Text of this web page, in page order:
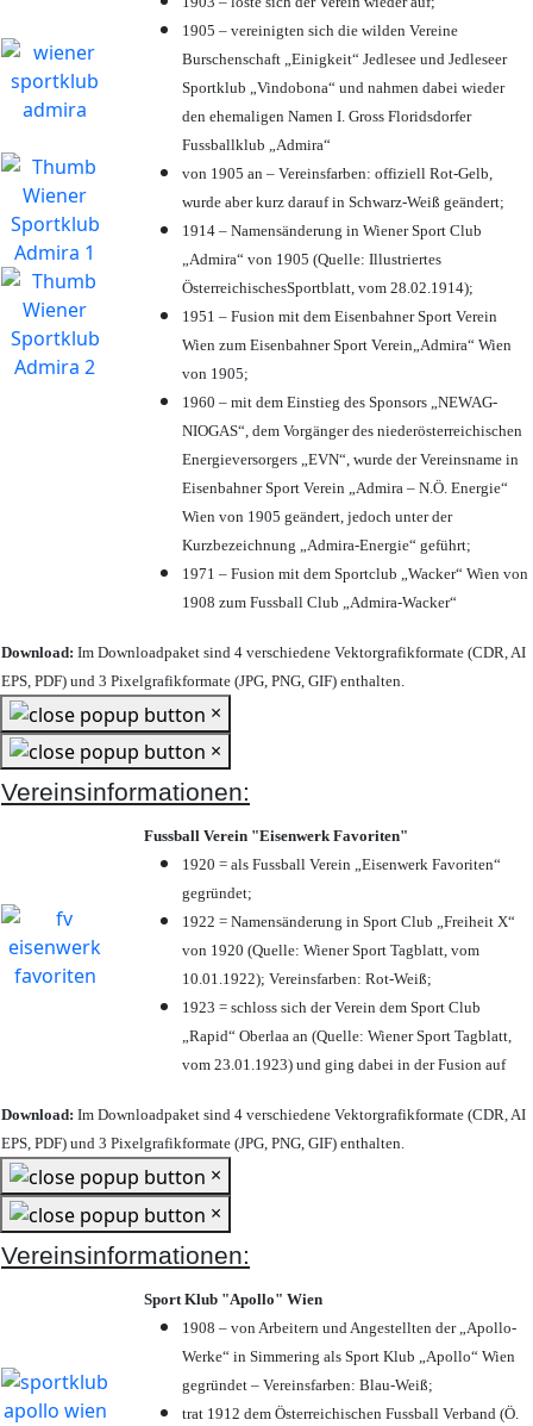
1905 – vereinigten sich die wilden Vereine
Burschenschaft „Einigkeit“ Jedlesee und Jedleseer
Sportklub „Vindobona“ und nahmen dabei wieder
den ehemaligen Namen I. Gross Floridsdorfer
Fussballklub „Admira“
von 1905 an – Vereinsfarben: offiziell Rot-Gelb,
wurde aber kurz darauf in Schwarz-Weiß geändert;
1914 – Namensänderung in Wiener Sport Club
„Admira“ von 1905 (Quelle: Illustriertes
ÖsterreichischesSportblatt, vom 28.02.1914);
1951 – Fusion mit dem Eisenbahner Sport Verein
Wien zum Eisenbahner Sport Verein„Admira“ Wien
von 1905;
1960 – mit dem Einstieg des Sponsors „NEWAG-
NIOGAS“, dem Vorgänger des niederösterreichischen
Energieversorgers „EVN“, wurde der Vereinsname in
Eisenbahner Sport Verein „Admira – N.Ö. Energie“
Wien von 1905 geändert, jedoch unter der
Kurzbezeichnung „Admira-Energie“ geführt;
1971 – Fusion mit dem Sportclub „Wacker“ Wien von
1908 zum Fussball Club „Admira-Wacker“
Download: Im Downloadpaket sind 4 verschiedene Vektorgrafikformate (CDR, AI
EPS, PDF) und 3 Pixelgrafikformate (JPG, PNG, GIF) enthalten.
×
×
Vereinsinformationen:
Fussball Verein "Eisenwerk Favoriten"
1920 = als Fussball Verein „Eisenwerk Favoriten“
gegründet;
1922 = Namensänderung in Sport Club „Freiheit X“
von 1920 (Quelle: Wiener Sport Tagblatt, vom
10.01.1922); Vereinsfarben: Rot-Weiß;
1923 = schloss sich der Verein dem Sport Club
„Rapid“ Oberlaa an (Quelle: Wiener Sport Tagblatt,
vom 23.01.1923) und ging dabei in der Fusion auf
Download: Im Downloadpaket sind 4 verschiedene Vektorgrafikformate (CDR, AI
EPS, PDF) und 3 Pixelgrafikformate (JPG, PNG, GIF) enthalten.
×
×
Vereinsinformationen:
Sport Klub "Apollo" Wien
1908 – von Arbeitern und Angestellten der „Apollo-
Werke“ in Simmering als Sport Klub „Apollo“ Wien
gegründet – Vereinsfarben: Blau-Weiß;
trat 1912 dem Österreichischen Fussball Verband (Ö.